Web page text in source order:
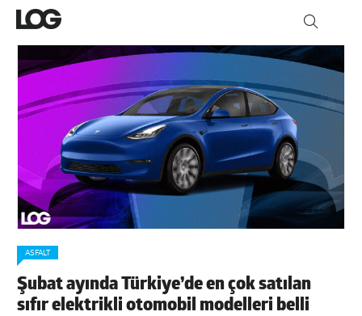
ASFALT
Şubat ayında Türkiye’de en çok satılan
sıfır elektrikli otomobil modelleri belli